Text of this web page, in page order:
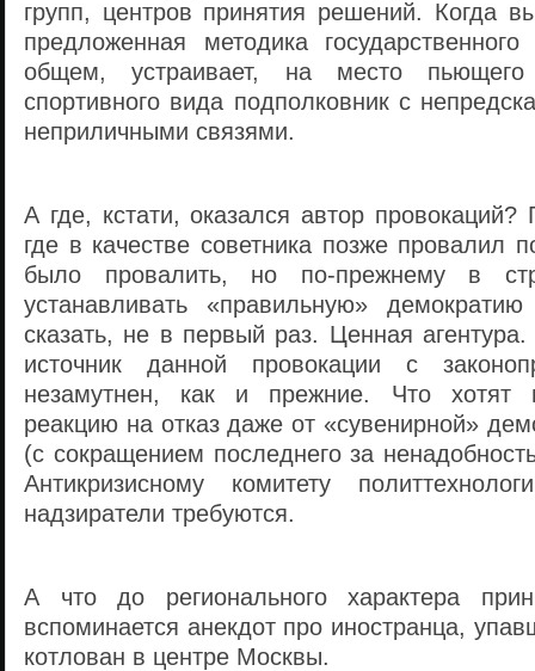
групп, центров принятия решений. Когда
предложенная методика
общем, устраивает, на место пьющего
спортивного вида подполковник с
неприличными связями.
А где, кстати, оказался автор
где в качестве советника позже провалил
было провалить, но по-прежнему в
устанавливать «правильную»
сказать, не в первый раз. Ценная
источник данной провокации с
незамутнен, как и прежние. Что хотят
реакцию на отказ даже от «сувенирной»
(с сокращением последнего за
Антикризисному комитету
надзиратели требуются.
А что до регионального характера
вспоминается анекдот про иностранца,
котлован в центре Москвы.